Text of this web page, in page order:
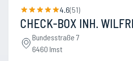
4.6(51)
CHECK-BOX INH.
Bundesstraße 7
6460 Imst